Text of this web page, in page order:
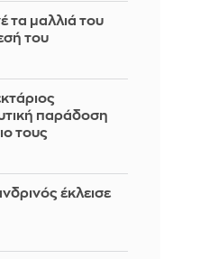
τα μαλλιά του
του
παράδοση
τους
έκλεισε